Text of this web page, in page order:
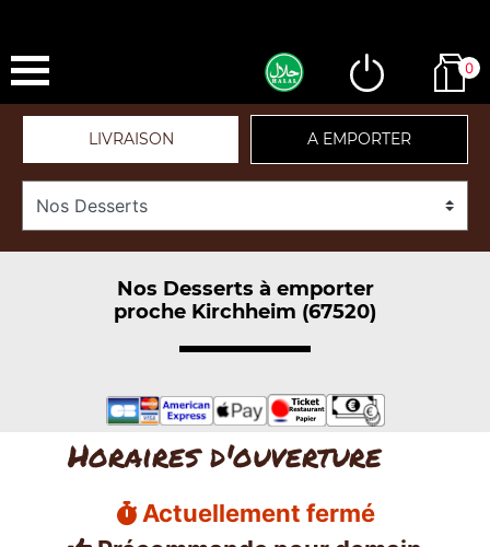
0
LIVRAISON A EMPORTER
Nos Desserts à emporter
proche Kirchheim (67520)
Horaires d'ouverture
Actuellement fermé